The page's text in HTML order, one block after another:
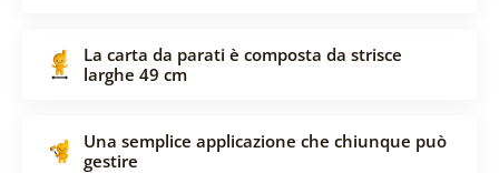
La carta da parati è composta da strisce
larghe 49 cm
Una semplice applicazione che chiunque può
gestire